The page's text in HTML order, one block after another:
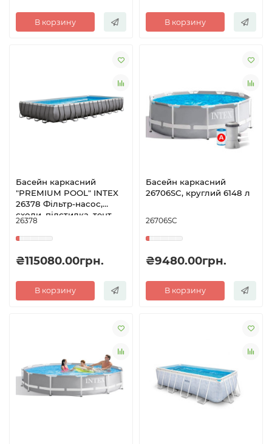
В корзину В корзину
Басейн каркасний
"PREMIUM POOL" INTEX
26378 Фільтр-насос,
сходи, підстилка, тент
26378
₴115080.00грн.
В корзину
Басейн каркасний
26706SC, круглий 6148 л
26706SC
₴9480.00грн.
В корзину